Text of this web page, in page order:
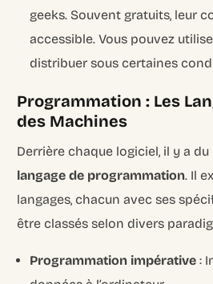
geeks. Souvent gratuits, leur
accessible. Vous pouvez
distribuer sous certaines
Programmation : Les
des Machines
Derrière chaque logiciel, il y a
langage de programmation. Il
langages, chacun avec ses
être classés selon divers
Programmation impérative :